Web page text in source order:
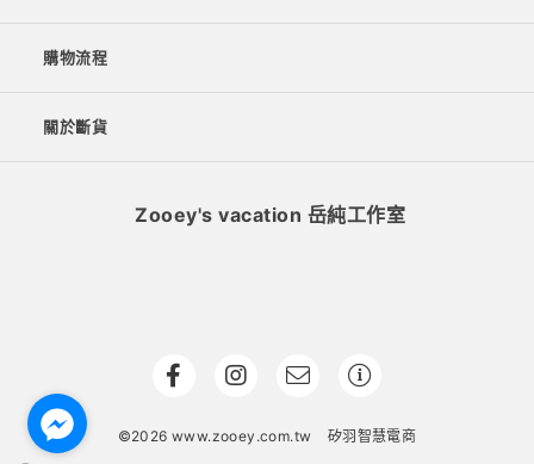
購物流程
關於斷貨
Zooey's vacation 岳純工作室
©2026 www.zooey.com.tw 矽羽智慧電商